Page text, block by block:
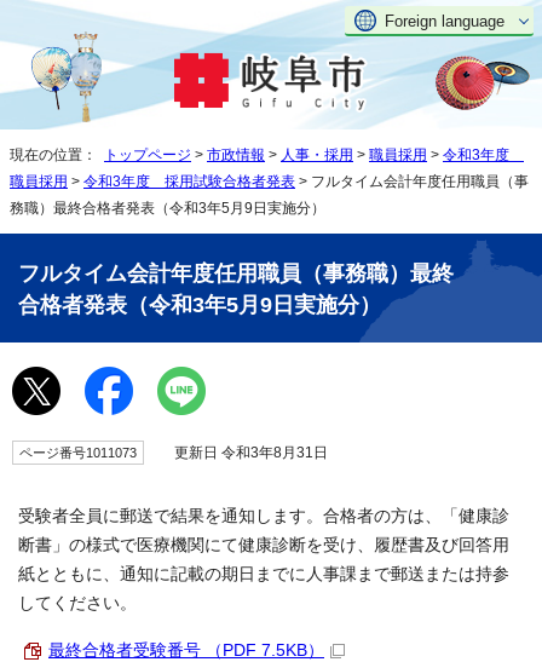
Foreign language
現在の位置： トップページ > 市政情報 > 人事・採用 > 職員採用 > 令和3年度
職員採用 > 令和3年度 採用試験合格者発表 > フルタイム会計年度任用職員（事
務職）最終合格者発表（令和3年5月9日実施分）
フルタイム会計年度任用職員（事務職）最終
合格者発表（令和3年5月9日実施分）
ページ番号1011073 更新日 令和3年8月31日
受験者全員に郵送で結果を通知します。合格者の方は、「健康診
断書」の様式で医療機関にて健康診断を受け、履歴書及び回答用
紙とともに、通知に記載の期日までに人事課まで郵送または持参
してください。
最終合格者受験番号 （PDF 7.5KB）